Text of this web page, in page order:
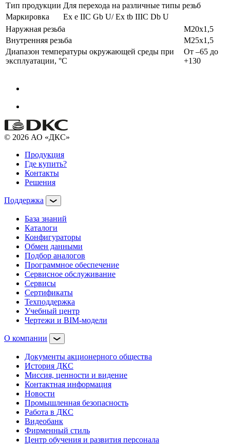
Тип продукции Для перехода на различные типы резьб
Маркировка
Ex e IIC Gb U/ Ex tb IIIC Db U
Наружная резьба
M20х1,5
Внутренняя резьба
М25х1,5
Диапазон температуры окружающей среды при
эксплуатации, °C
От –65 до
+130
© 2026 АО «ДКС»
Продукция
Где купить?
Контакты
Решения
Поддержка
База знаний
Каталоги
Конфигураторы
Обмен данными
Подбор аналогов
Программное обеспечение
Сервисное обслуживание
Сервисы
Сертификаты
Техподдержка
Учебный центр
Чертежи и BIM-модели
О компании
Документы акционерного общества
История ДКС
Миссия, ценности и видение
Контактная информация
Новости
Промышленная безопасность
Работа в ДКС
Видеобанк
Фирменный стиль
Центр обучения и развития персонала